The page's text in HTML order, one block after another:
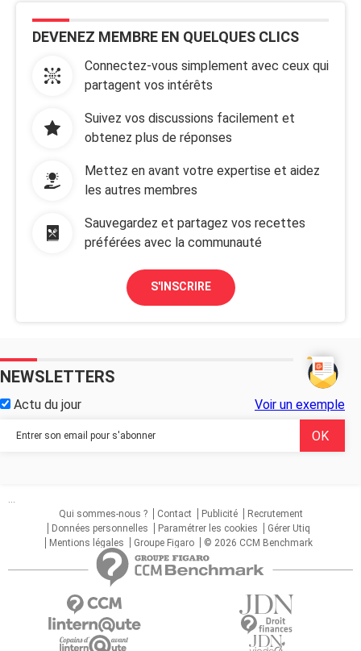
DEVENEZ MEMBRE EN QUELQUES CLICS
Connectez-vous simplement avec ceux qui
partagent vos intérêts
Suivez vos discussions facilement et
obtenez plus de réponses
Mettez en avant votre expertise et aidez
les autres membres
Sauvegardez et partagez vos recettes
préférées avec la communauté
S'INSCRIRE
NEWSLETTERS
Actu du jour Voir un exemple
...
Qui sommes-nous ?
Contact Publicité
Recrutement
Données personnelles
Paramétrer les cookies
Gérer Utiq
Mentions légales
Groupe Figaro © 2026 CCM Benchmark